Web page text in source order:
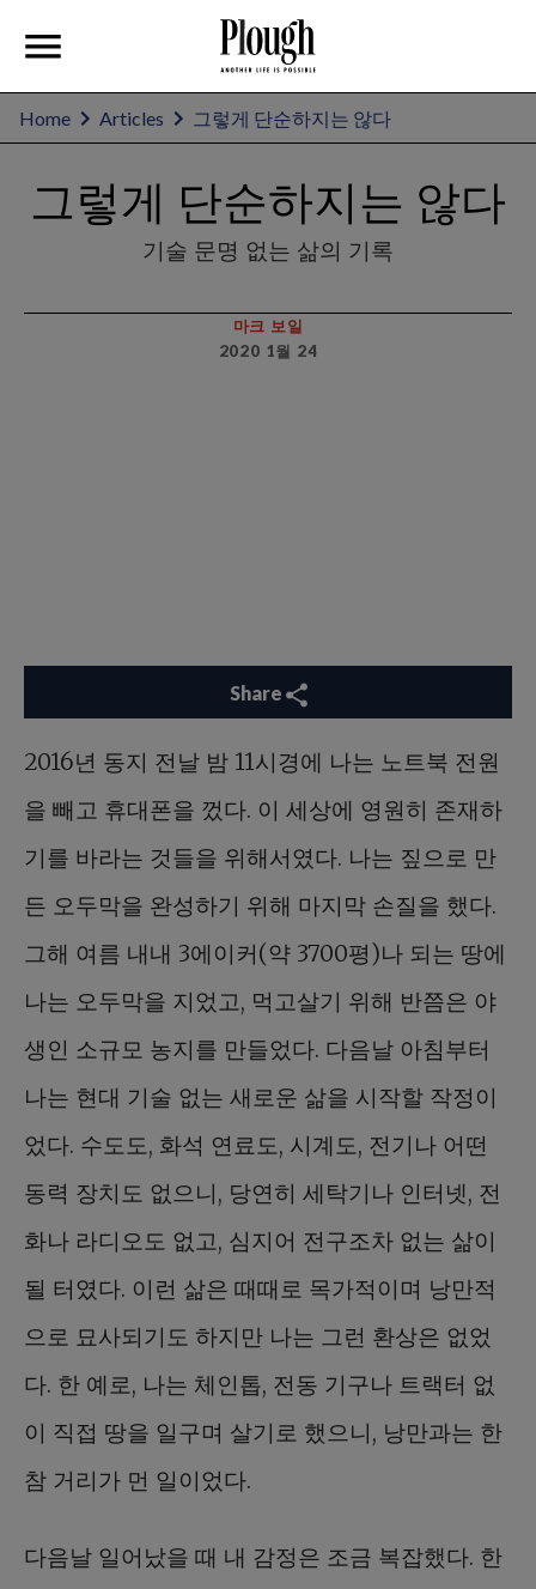
Home Articles 그렇게 단순하지는 않다
그렇게 단순하지는 않다
기술 문명 없는 삶의 기록
마크 보일
2020 1월 24
Share
2016년 동지 전날 밤 11시경에 나는 노트북 전원
을 빼고 휴대폰을 껐다. 이 세상에 영원히 존재하
기를 바라는 것들을 위해서였다. 나는 짚으로 만
든 오두막을 완성하기 위해 마지막 손질을 했다.
그해 여름 내내 3에이커(약 3700평)나 되는 땅에
나는 오두막을 지었고, 먹고살기 위해 반쯤은 야
생인 소규모 농지를 만들었다. 다음날 아침부터
나는 현대 기술 없는 새로운 삶을 시작할 작정이
었다. 수도도, 화석 연료도, 시계도, 전기나 어떤
동력 장치도 없으니, 당연히 세탁기나 인터넷, 전
화나 라디오도 없고, 심지어 전구조차 없는 삶이
될 터였다. 이런 삶은 때때로 목가적이며 낭만적
으로 묘사되기도 하지만 나는 그런 환상은 없었
다. 한 예로, 나는 체인톱, 전동 기구나 트랙터 없
이 직접 땅을 일구며 살기로 했으니, 낭만과는 한
참 거리가 먼 일이었다.
다음날 일어났을 때 내 감정은 조금 복잡했다. 한